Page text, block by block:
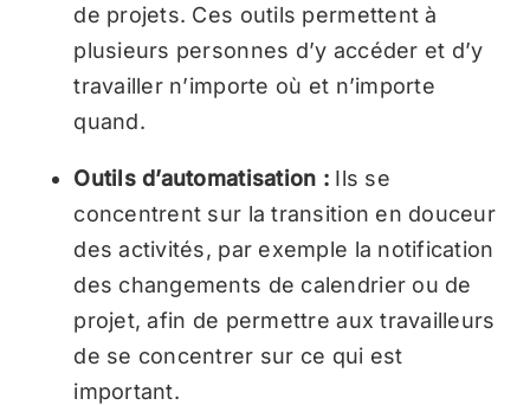
de projets. Ces outils permettent à
plusieurs personnes d’y accéder et d’y
travailler n’importe où et n’importe
quand.
Outils d’automatisation :Ils se
concentrent sur la transition en douceur
des activités, par exemple la notification
des changements de calendrier ou de
projet, afin de permettre aux travailleurs
de se concentrer sur ce qui est
important.